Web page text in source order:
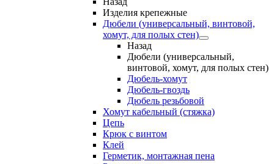
Изделия крепежные
Дюбели (универсальный, винтовой,
хомут, для полых стен)
Назад
Дюбели (универсальный,
винтовой, хомут, для полых стен)
Дюбель-хомут
Дюбель-гвоздь
Дюбель резьбовой
Хомут кабельный (стяжка)
Цепь
Крюк с винтом
Клей
Герметик, монтажная пена